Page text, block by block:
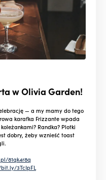
w Olivia Garden!
— a my mamy do tego
karafka Frizzante wpada
Randka? Plotki
dobry, żeby wznieść toast
81qk4r8q
3TcIpFL